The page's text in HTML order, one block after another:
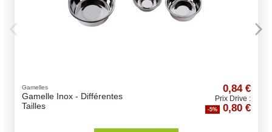
Prix Drive :
Bois de Cerf Entier -
Différentes Tailles - friandise